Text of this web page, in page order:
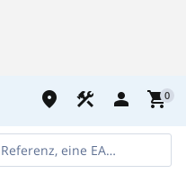
place construction person shopping_cart0